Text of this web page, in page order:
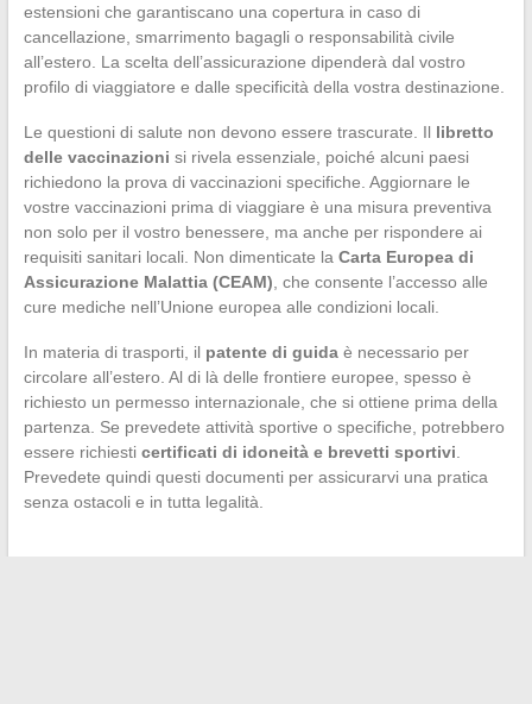
estensioni che garantiscano una copertura in caso di
cancellazione, smarrimento bagagli o responsabilità civile
all’estero. La scelta dell’assicurazione dipenderà dal vostro
profilo di viaggiatore e dalle specificità della vostra destinazione.
Le questioni di salute non devono essere trascurate. Il libretto
delle vaccinazioni si rivela essenziale, poiché alcuni paesi
richiedono la prova di vaccinazioni specifiche. Aggiornare le
vostre vaccinazioni prima di viaggiare è una misura preventiva
non solo per il vostro benessere, ma anche per rispondere ai
requisiti sanitari locali. Non dimenticate la Carta Europea di
Assicurazione Malattia (CEAM) , che consente l’accesso alle
cure mediche nell’Unione europea alle condizioni locali.
In materia di trasporti, il patente di guidaè necessario per
circolare all’estero. Al di là delle frontiere europee, spesso è
richiesto un permesso internazionale, che si ottiene prima della
partenza. Se prevedete attività sportive o specifiche, potrebbero
essere richiesti certificati di idoneità e brevetti sportivi
Prevedete quindi questi documenti per assicurarvi una pratica
senza ostacoli e in tutta legalità.